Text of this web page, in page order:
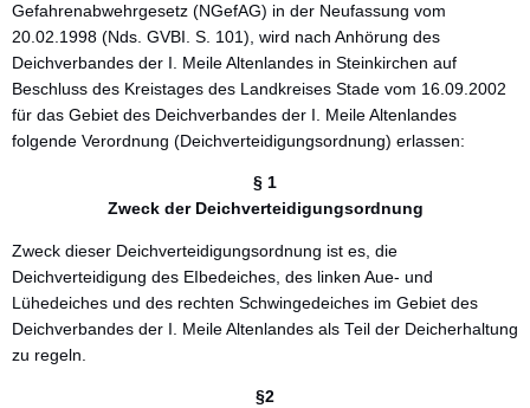
Gefahrenabwehrgesetz (NGefAG) in der Neufassung vom
20.02.1998 (Nds. GVBI. S. 101), wird nach Anhörung des
Deichverbandes der I. Meile Altenlandes in Steinkirchen auf
Beschluss des Kreistages des Landkreises Stade vom 16.09.2002
für das Gebiet des Deichverbandes der I. Meile Altenlandes
folgende Verordnung (Deichverteidigungsordnung) erlassen:
§ 1
Zweck der Deichverteidigungsordnung
Zweck dieser Deichverteidigungsordnung ist es, die
Deichverteidigung des EIbedeiches, des linken Aue- und
Lühedeiches und des rechten Schwingedeiches im Gebiet des
Deichverbandes der I. Meile Altenlandes als Teil der Deicherhaltung
zu regeln.
§2